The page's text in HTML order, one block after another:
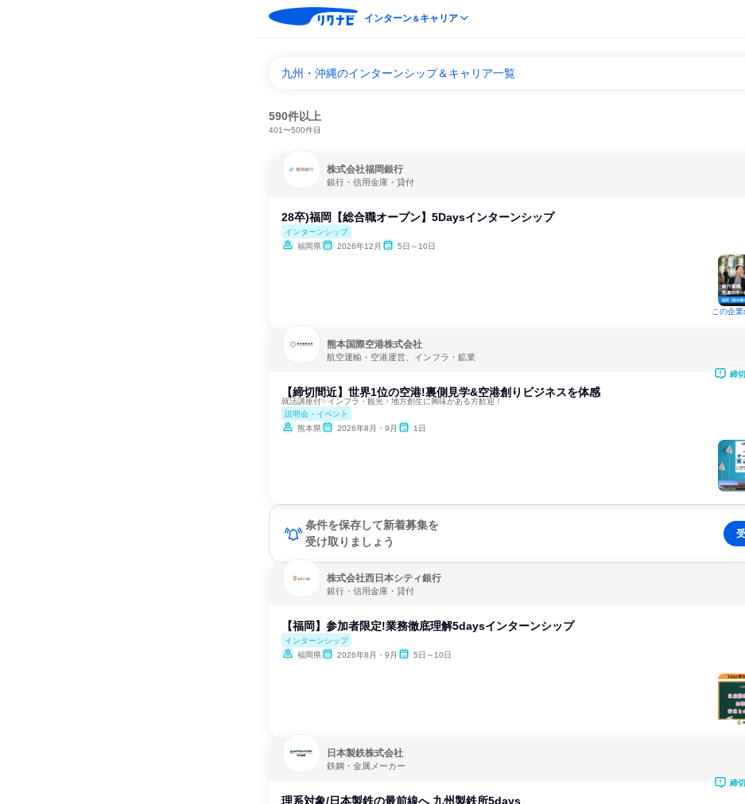
インターン＆キャリア
九州・沖縄のインターンシップ＆キャリア一覧
590件以上
401〜500件目
株式会社福岡銀行
銀行・信用金庫・貸付
28卒)福岡【総合職オープン】5Daysインターンシップ
インターンシップ
福岡県
2026年12月 5日～10日
この企
熊本国際空港株式会社
航空運輸・空港運営、インフラ・鉱業
【締切間近】世界1位の空港!裏側見学&空港創りビジネスを体感
就活講座付✨インフラ・観光・地方創生に興味がある方歓迎！
説明会・イベント
熊本県
2026年8月・9月 1日
締
条件を保存して新着募集を
受け取りましょう
株式会社西日本シティ銀行
銀行・信用金庫・貸付
【福岡】参加者限定!業務徹底理解5daysインターンシップ
インターンシップ
福岡県
2026年8月・9月 5日～10日
日本製鉄株式会社
鉄鋼・金属メーカー
理系対象/日本製鉄の最前線へ 九州製鉄所5days
締